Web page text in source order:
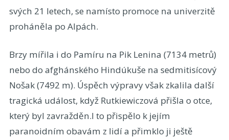
svých 21 letech, se namísto promoce na univerzitě
proháněla po Alpách.
Brzy mířila i do Pamíru na Pik Lenina (7134 metrů)
nebo do afghánského Hindúkuše na sedmitisícový
Nošak (7492 m). Úspěch výpravy však zkalila další
tragická událost, když Rutkiewiczová přišla o otce,
který byl zavražděn.I to přispělo k jejím
paranoidním obavám z lidí a přimklo ji ještě